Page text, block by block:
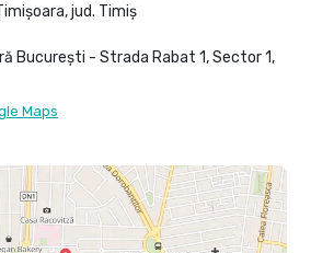
jud. Timiș
București - Strada Rabat 1, Sector 1,
Maps